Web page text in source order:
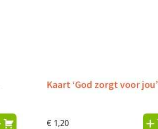
Kaart ‘God zorgt voor jou’
€ 1,20